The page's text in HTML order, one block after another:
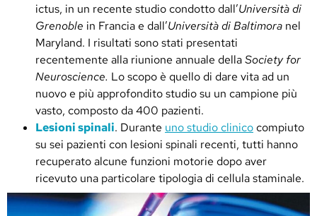
ictus, in un recente studio condotto dall’Università di
Grenoble in Francia e dall’Università di Baltimora nel
Maryland. I risultati sono stati presentati
recentemente alla riunione annuale dellaSociety for
Neuroscience. Lo scopo è quello di dare vita ad un
nuovo e più approfondito studio su un campione più
vasto, composto da 400 pazienti.
Lesioni spinali. Durante uno studio clinicocompiuto
su sei pazienti con lesioni spinali recenti, tutti hanno
recuperato alcune funzioni motorie dopo aver
ricevuto una particolare tipologia di cellula staminale.